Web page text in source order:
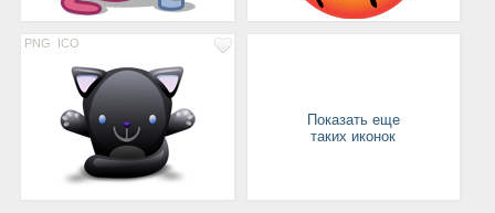
PNG ICO
Показать еще
таких иконок